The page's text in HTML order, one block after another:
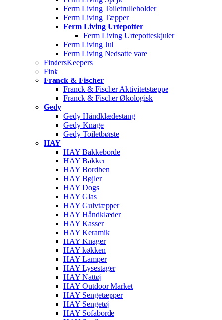
Ferm Living Toiletrulleholder
Ferm Living Tæpper
Ferm Living Urtepotter
Ferm Living Urtepotteskjuler
Ferm Living Jul
Ferm Living Nedsatte vare
FindersKeepers
Fink
Franck & Fischer
Franck & Fischer Aktivitetstæppe
Franck & Fischer Økologisk
Gedy
Gedy Håndklædestang
Gedy Knage
Gedy Toiletbørste
HAY
HAY Bakkeborde
HAY Bakker
HAY Bordben
HAY Bøjler
HAY Dogs
HAY Glas
HAY Gulvtæpper
HAY Håndklæder
HAY Kasser
HAY Keramik
HAY Knager
HAY køkken
HAY Lamper
HAY Lysestager
HAY Nattøj
HAY Outdoor Market
HAY Sengetæpper
HAY Sengetøj
HAY Sofaborde